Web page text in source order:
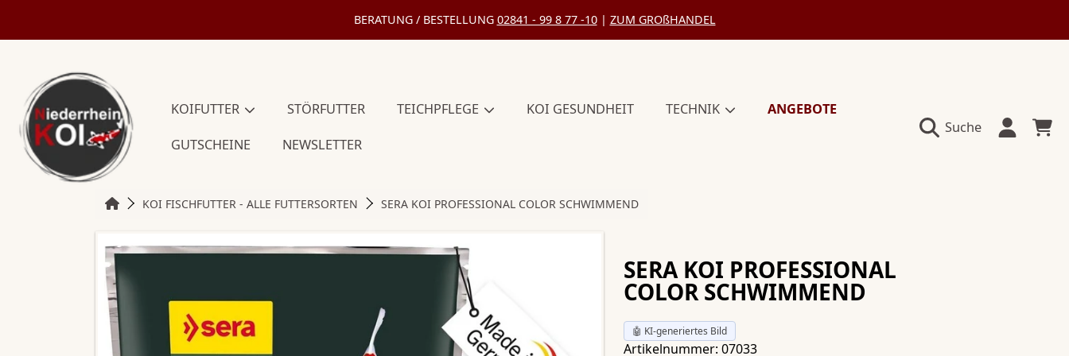
ZUM
BERATUNG / BESTELLUNG 02841 - 99 8 77 -10| ZUM GROßHANDEL
KOIFUTTER STÖRFUTTER TEICHPFLEGE KOI GESUNDHEIT TECHNIK ANGEBOTE
GUTSCHEINE NEWSLETTER
SucheEinloggen
HOMEKOI FISCHFUTTER - ALLE FUTTERSORTEN SERA KOI PROFESSIONAL COLOR SCHWIMMEND
PRODUKTINFORMATIONEN
SERA KOI PROFESSIONAL
COLOR SCHWIMMEND
🤖 KI-generiertes Bild
Artikelnummer: 07033